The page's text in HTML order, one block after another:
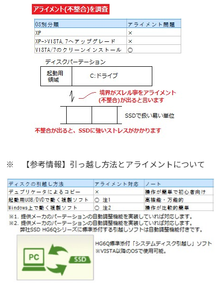
※ 【参考情報】引っ越し方法とアライメントについて